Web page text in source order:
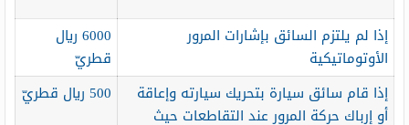
إذا لم يلتزم السائق بإشارات المرور
الأوتوماتيكية
6000 ريال
قطريّ
إذا قام سائق سيارة بتحريك سيارته وإعاقة
أو إرباك حركة المرور عند التقاطعات حيث
500 ريال قطريّ